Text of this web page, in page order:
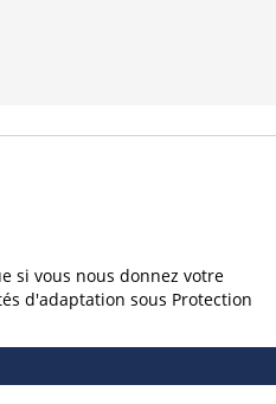
si vous nous donnez votre
d'adaptation sous Protection